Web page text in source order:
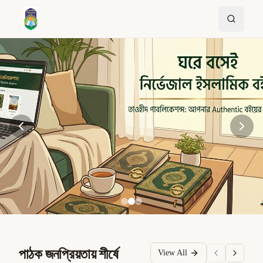
পাঠক জনপ্রিয়তায় শীর্ষে View All